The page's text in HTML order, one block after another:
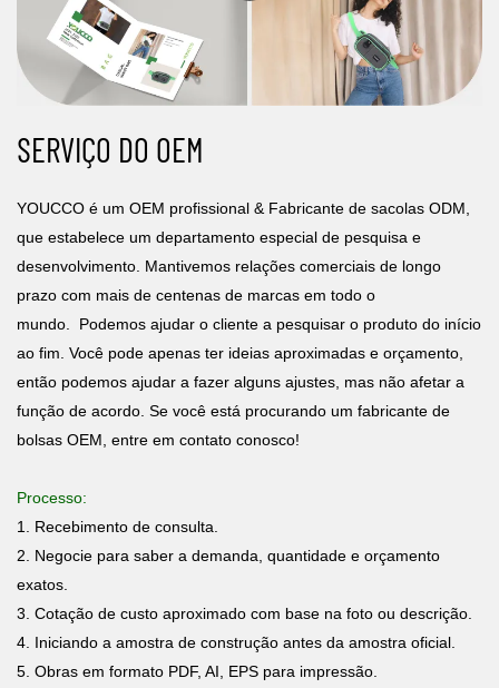
SERVIÇO DO OEM
YOUCCO é um OEM profissional & Fabricante de sacolas ODM,
que estabelece um departamento especial de pesquisa e
desenvolvimento. Mantivemos relações comerciais de longo
prazo com mais de centenas de marcas em todo o
mundo. Podemos ajudar o cliente a pesquisar o produto do início
ao fim. Você pode apenas ter ideias aproximadas e orçamento,
então podemos ajudar a fazer alguns ajustes, mas não afetar a
função de acordo. Se você está procurando um fabricante de
bolsas OEM, entre em contato conosco!
Processo:
1. Recebimento de consulta.
2. Negocie para saber a demanda, quantidade e orçamento
exatos.
3. Cotação de custo aproximado com base na foto ou descrição.
4. Iniciando a amostra de construção antes da amostra oficial.
5. Obras em formato PDF, AI, EPS para impressão.